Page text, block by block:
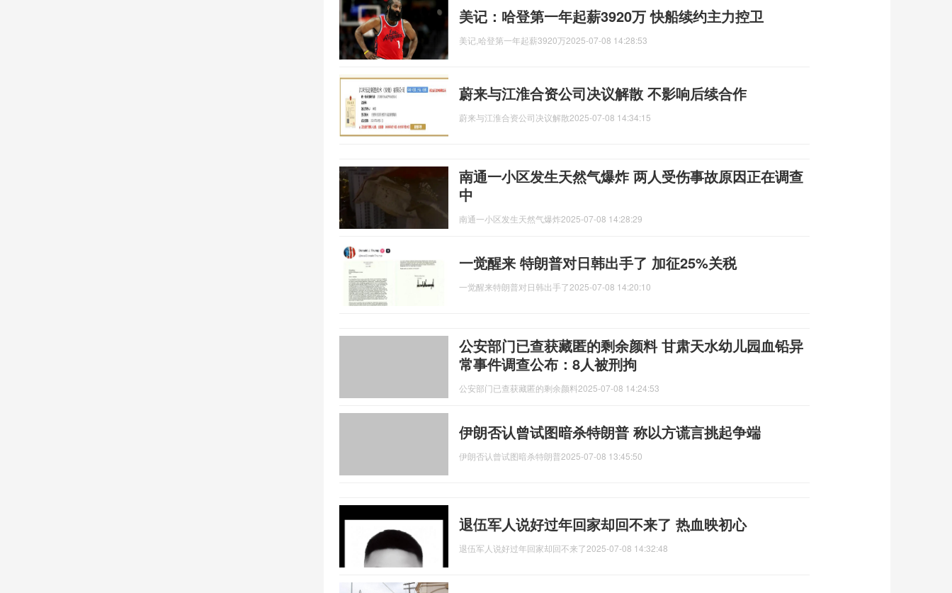
美记：哈登第一年起薪3920万 快船续约主力控卫
美记,哈登第一年起薪3920万2025-07-08 14:28:53
蔚来与江淮合资公司决议解散 不影响后续合作
蔚来与江淮合资公司决议解散2025-07-08 14:34:15
南通一小区发生天然气爆炸 两人受伤事故原因正在调查
中
南通一小区发生天然气爆炸2025-07-08 14:28:29
一觉醒来 特朗普对日韩出手了 加征25%关税
一觉醒来特朗普对日韩出手了2025-07-08 14:20:10
公安部门已查获藏匿的剩余颜料 甘肃天水幼儿园血铅异
常事件调查公布：8人被刑拘
公安部门已查获藏匿的剩余颜料2025-07-08 14:24:53
伊朗否认曾试图暗杀特朗普 称以方谎言挑起争端
伊朗否认曾试图暗杀特朗普2025-07-08 13:45:50
退伍军人说好过年回家却回不来了 热血映初心
退伍军人说好过年回家却回不来了2025-07-08 14:32:48